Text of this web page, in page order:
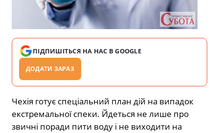
ПІДПИШІТЬСЯ НА НАС В GOOGLE
ДОДАТИ ЗАРАЗ
Чехія готує спеціальний план дій на випадок
екстремальної спеки. Йдеться не лише про
звичні поради пити воду і не виходити на